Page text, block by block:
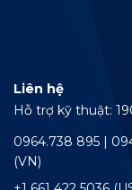
Liên hệ
Hỗ trợ kỹ thuật:
0964.738 895 |
(VN)